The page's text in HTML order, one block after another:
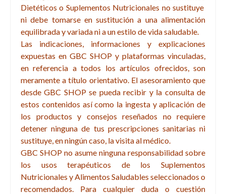
Dietéticos o Suplementos Nutricionales no sustituye
ni debe tomarse en sustitución a una alimentación
equilibrada y variada ni a un estilo de vida saludable.
Las indicaciones, informaciones y explicaciones
expuestas en GBC SHOP y plataformas vinculadas,
en referencia a todos los artículos ofrecidos, son
meramente a título orientativo. El asesoramiento que
desde GBC SHOP se pueda recibir y la consulta de
estos contenidos así como la ingesta y aplicación de
los productos y consejos reseñados no requiere
detener ninguna de tus prescripciones sanitarias ni
sustituye, en ningún caso, la visita al médico.
GBC SHOP no asume ninguna responsabilidad sobre
los usos terapéuticos de los Suplementos
Nutricionales yAlimentos Saludables seleccionados o
recomendados. Para cualquier duda o cuestión